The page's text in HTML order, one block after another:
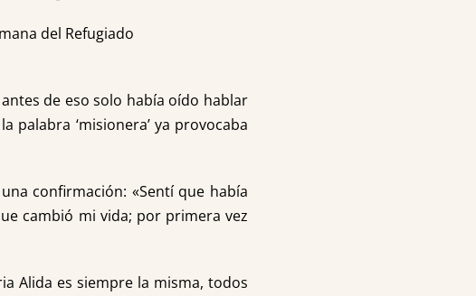
del Refugiado
de eso solo había oído hablar
palabra ‘misionera’ ya provocaba
confirmación: «Sentí que había
cambió mi vida; por primera vez
Alida es siempre la misma, todos